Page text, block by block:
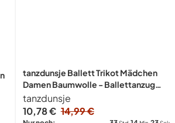
tanzdunsje Ballett Trikot Mädchen
Damen Baumwolle - Ballettanzug
mit Verstellbarem Riemen, Ballett
Body TanzBody Gymnastikanzug
Trikot Leibchen für Kinder
tanzdunsje
10,78 € 14,99 €